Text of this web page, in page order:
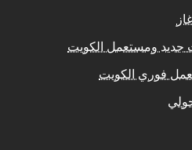
جديد ومستعمل الكويت
فوري الكويت